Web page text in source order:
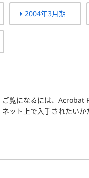
2004年3月期
ご覧になるには、Acrobat
ネット上で入手されたいか